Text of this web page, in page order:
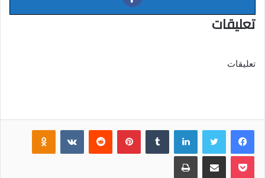
تعليقات
تعليقات
فيسبوك لينكدإن بينتيريست
بوكيت